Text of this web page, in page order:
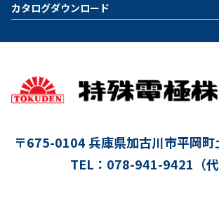
カタログダウンロード
〒675-0104 兵庫県加古川市平岡
TEL：078-941-9421（代